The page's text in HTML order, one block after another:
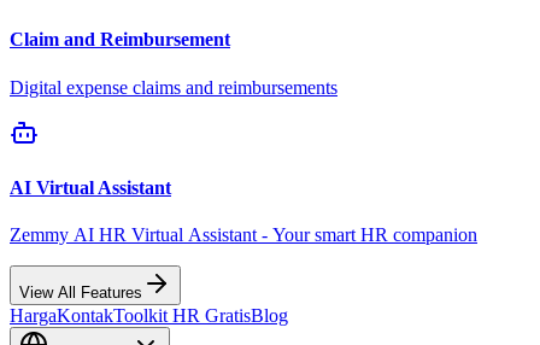
Claim and Reimbursement
Digital expense claims and reimbursements
AI Virtual Assistant
Zemmy AI HR Virtual Assistant - Your smart HR companion
View All Features
HargaKontakToolkit HR GratisBlog